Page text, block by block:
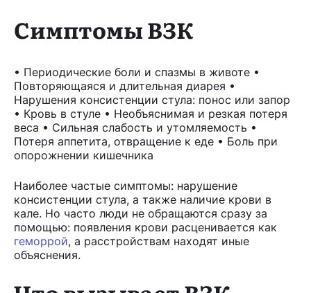
Симптомы ВЗК
• Периодические боли и спазмы в животе •
Повторяющаяся и длительная диарея •
Нарушения консистенции стула: понос или запор
• Кровь в стуле • Необъяснимая и резкая потеря
веса • Сильная слабость и утомляемость •
Потеря аппетита, отвращение к еде • Боль при
опорожнении кишечника
Наиболее частые симптомы: нарушение
консистенции стула, а также наличие крови в
кале. Но часто люди не обращаются сразу за
помощью: появления крови расценивается как
геморрой, а расстройствам находят иные
объяснения.